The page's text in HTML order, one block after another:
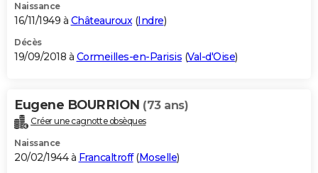
Naissance
16/11/1949 à Châteauroux(Indre)
Décès
19/09/2018 à Cormeilles-en-Parisis (Val-d'Oise)
Eugene BOURRION (73 ans)
Créer une cagnotte obsèques
Naissance
20/02/1944 à Francaltroff(Moselle)